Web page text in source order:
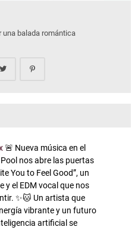
una balada romántica
🚨 Nueva música en el
nos abre las puertas
You to Feel Good”, un
y el EDM vocal que nos
✨🐱 Un artista que
vibrante y un futuro
artificial se